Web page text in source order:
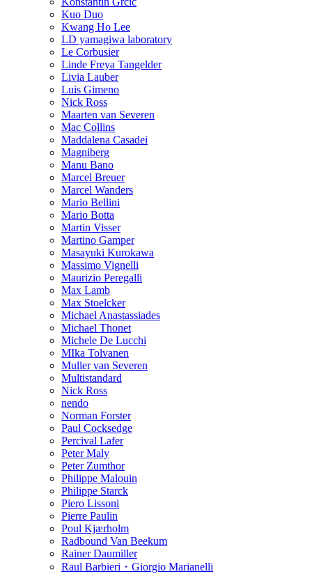
Kuo Duo
Kwang Ho Lee
LD yamagiwa laboratory
Le Corbusier
Linde Freya Tangelder
Livia Lauber
Luis Gimeno
Nick Ross
Maarten van Severen
Mac Collins
Maddalena Casadei
Magniberg
Manu Bano
Marcel Breuer
Marcel Wanders
Mario Bellini
Mario Botta
Martin Visser
Martino Gamper
Masayuki Kurokawa
Massimo Vignelli
Maurizio Peregalli
Max Lamb
Max Stoelcker
Michael Anastassiades
Michael Thonet
Michele De Lucchi
MIka Tolvanen
Muller van Severen
Multistandard
Nick Ross
nendo
Norman Forster
Paul Cocksedge
Percival Lafer
Peter Maly
Peter Zumthor
Philippe Malouin
Philippe Starck
Piero Lissoni
Pierre Paulin
Poul Kjærholm
Radbound Van Beekum
Rainer Daumiller
Raul Barbieri・Giorgio Marianelli